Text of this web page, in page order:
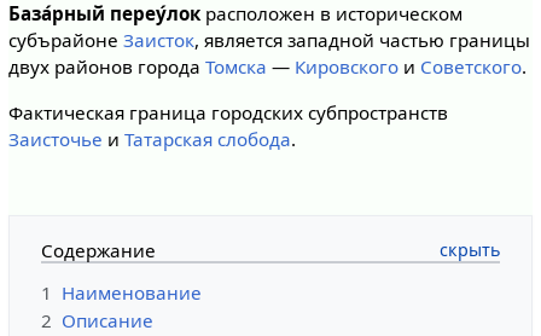
База́рный переу́локрасположен в историческом
субърайоне Заисток, является западной частью границы
двух районов города Томска — Кировскогои Советского.
Фактическая граница городских субпространств
Заисточье и Татарская слобода.
Содержание
1 Наименование
2 Описание